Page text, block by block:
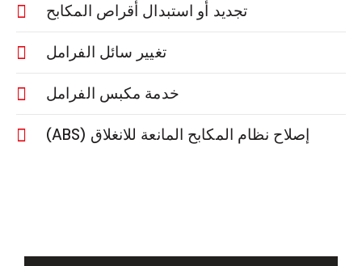
تجديد أو استبدال أقراص المكابح
تغيير سائل الفرامل
خدمة مكبس الفرامل
إصلاح نظام المكابح المانعة للانغلاق (ABS)